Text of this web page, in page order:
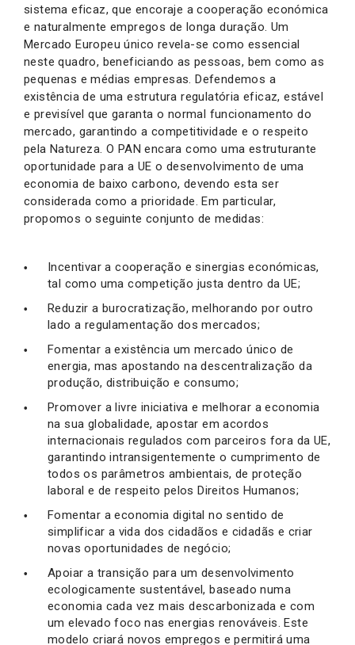
sistema eficaz, que encoraje a cooperação económica
e naturalmente empregos de longa duração. Um
Mercado Europeu único revela-se como essencial
neste quadro, beneficiando as pessoas, bem como as
pequenas e médias empresas. Defendemos a
existência de uma estrutura regulatória eficaz, estável
e previsível que garanta o normal funcionamento do
mercado, garantindo a competitividade e o respeito
pela Natureza. O PAN encara como uma estruturante
oportunidade para a UE o desenvolvimento de uma
economia de baixo carbono, devendo esta ser
considerada como a prioridade. Em particular,
propomos o seguinte conjunto de medidas:
Incentivar a cooperação e sinergias económicas,
tal como uma competição justa dentro da UE;
Reduzir a burocratização, melhorando por outro
lado a regulamentação dos mercados;
Fomentar a existência um mercado único de
energia, mas apostando na descentralização da
produção, distribuição e consumo;
Promover a livre iniciativa e melhorar a economia
na sua globalidade, apostar em acordos
internacionais regulados com parceiros fora da UE,
garantindo intransigentemente o cumprimento de
todos os parâmetros ambientais, de proteção
laboral e de respeito pelos Direitos Humanos;
Fomentar a economia digital no sentido de
simplificar a vida dos cidadãos e cidadãs e criar
novas oportunidades de negócio;
Apoiar a transição para um desenvolvimento
ecologicamente sustentável, baseado numa
economia cada vez mais descarbonizada e com
um elevado foco nas energias renováveis. Este
modelo criará novos empregos e permitirá uma